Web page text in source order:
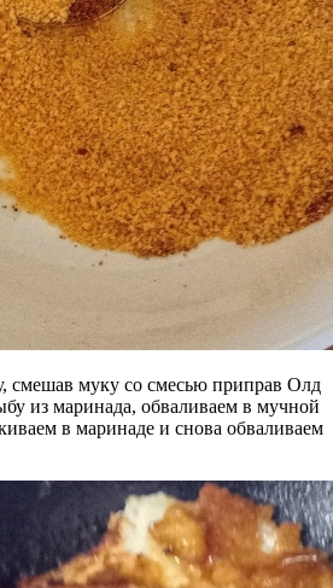
смешав муку со смесью приправ Олд
из маринада, обваливаем в мучной
в маринаде и снова обваливаем